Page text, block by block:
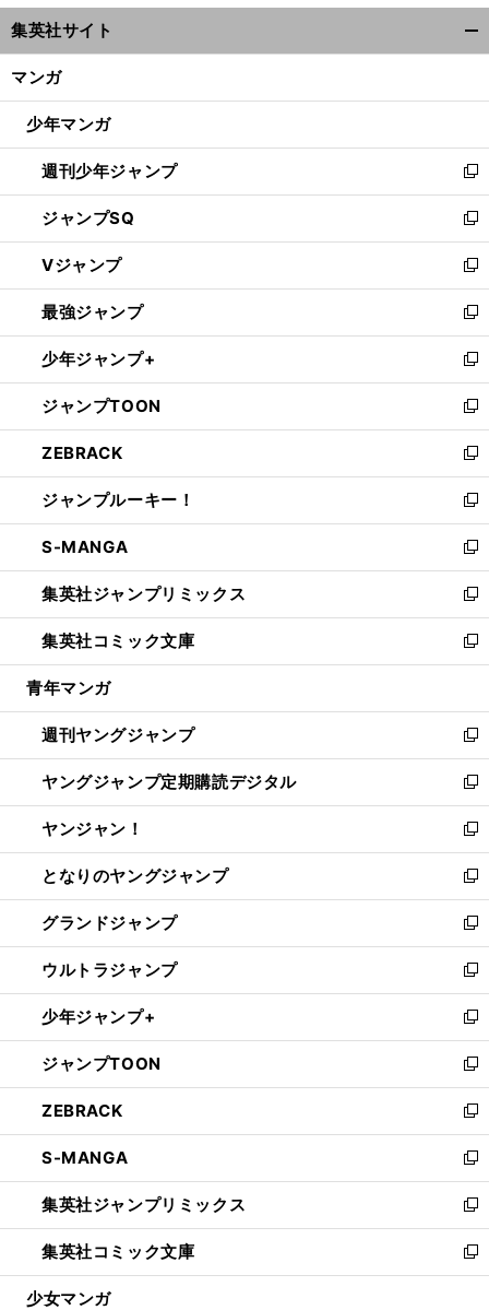
ウ
ィ
ン
ウ
開
く
集英社サイト
マンガ
少年マンガ
週刊少年ジャンプ
新
し
い
ウ
ィ
ン
ド
ウ
で
開
く
ジャンプSQ
新
し
い
ウ
ィ
ン
ド
ウ
で
開
く
Vジャンプ
新
し
い
ウ
ィ
ン
ド
ウ
で
開
く
最強ジャンプ
新
し
い
ウ
ィ
ン
ド
ウ
で
開
く
少年ジャンプ+
新
し
い
ウ
ィ
ン
ド
ウ
で
開
く
ジャンプTOON
新
し
い
ウ
ィ
ン
ド
ウ
で
開
く
ZEBRACK
新
し
い
ウ
ィ
ン
ド
ウ
で
開
ジャンプルーキー！
新
し
い
ウ
ィ
ン
ド
ウ
開
く
S-MANGA
新
し
い
ウ
ィ
ン
ウ
で
開
く
集英社ジャンプリミックス
新
し
い
ウ
ン
ド
ウ
で
開
く
集英社コミック文庫
新
し
ウ
ィ
ン
ド
ウ
で
開
く
青年マンガ
週刊ヤングジャンプ
新
し
い
ウ
ィ
ン
ド
ウ
で
開
く
ヤングジャンプ定期購読デジタル
新
し
い
ウ
ィ
ン
ド
ウ
で
開
く
ヤンジャン！
新
し
い
ウ
ィ
ン
ド
ウ
で
開
く
となりのヤングジャンプ
新
し
い
ウ
ィ
ン
ド
ウ
で
開
く
グランドジャンプ
新
し
い
ウ
ィ
ン
ド
ウ
で
開
く
ウルトラジャンプ
新
し
い
ウ
ィ
ン
ド
ウ
で
開
く
少年ジャンプ+
新
し
い
ウ
ィ
ン
ド
ウ
で
開
く
ジャンプTOON
新
し
い
ウ
ィ
ン
ド
ウ
で
開
ZEBRACK
新
し
い
ウ
ィ
ン
ド
ウ
S-MANGA
新
し
い
ウ
ィ
ン
集英社ジャンプリミックス
新
し
い
ウ
集英社コミック文庫
新
し
少女マンガ